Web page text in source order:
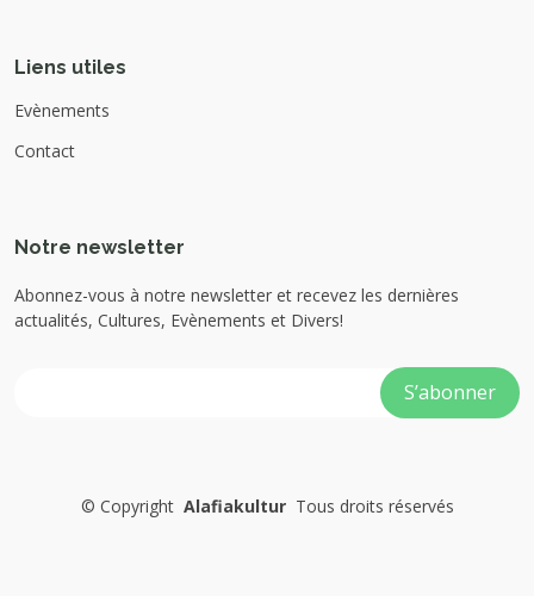
Liens utiles
Evènements
Contact
Notre newsletter
Abonnez-vous à notre newsletter et recevez les dernières
actualités, Cultures, Evènements et Divers!
© Copyright Alafiakultur Tous droits réservés